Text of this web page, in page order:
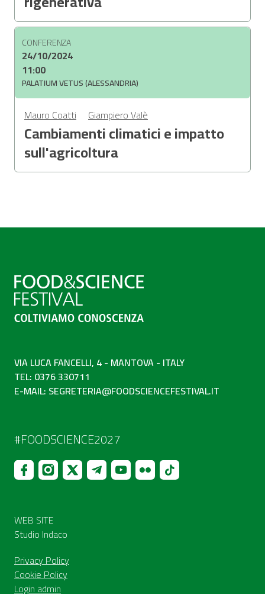
CONFERENZA
24/10/2024
11:00
PALATIUM VETUS (ALESSANDRIA)
Mauro Coatti Giampiero Valè
Cambiamenti climatici e impatto
sull'agricoltura
VIA LUCA FANCELLI, 4 - MANTOVA - ITALY
TEL: 0376 330711
E-MAIL: SEGRETERIA@FOODSCIENCEFESTIVAL.IT
#FOODSCIENCE2027
WEB SITE
Studio Indaco
Privacy Policy
Cookie Policy
Login admin